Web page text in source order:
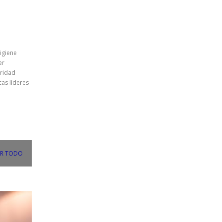
líderes
TODO